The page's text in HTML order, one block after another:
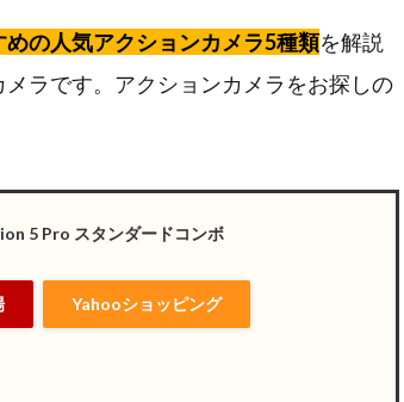
の人気アクションカメラ5種類を解説
ラです。アクションカメラをお探しの
5 Pro スタンダードコンボ
Yahooショッピング